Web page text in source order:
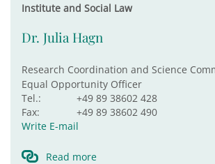
Institute and Social Law
Dr. Julia Hagn
Research Coordination and Science
Equal Opportunity Officer
Tel.:
+49 89 38602 428
Fax:
+49 89 38602 490
Write E-mail
Read more